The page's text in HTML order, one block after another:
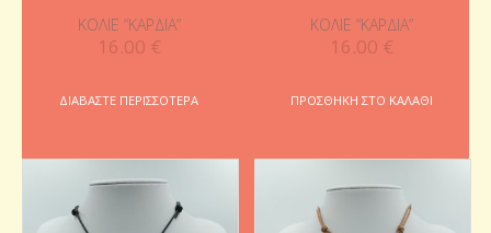
ΚΟΛΙΈ “ΚΑΡΔΙΆ”
16.00 €
ΔΙΑΒΆΣΤΕ ΠΕΡΙΣΣΌΤΕΡΑ
ΚΟΛΙΈ “ΚΑΡΔΙΆ”
16.00 €
ΠΡΟΣΘΉΚΗ ΣΤΟ ΚΑΛΆΘΙ